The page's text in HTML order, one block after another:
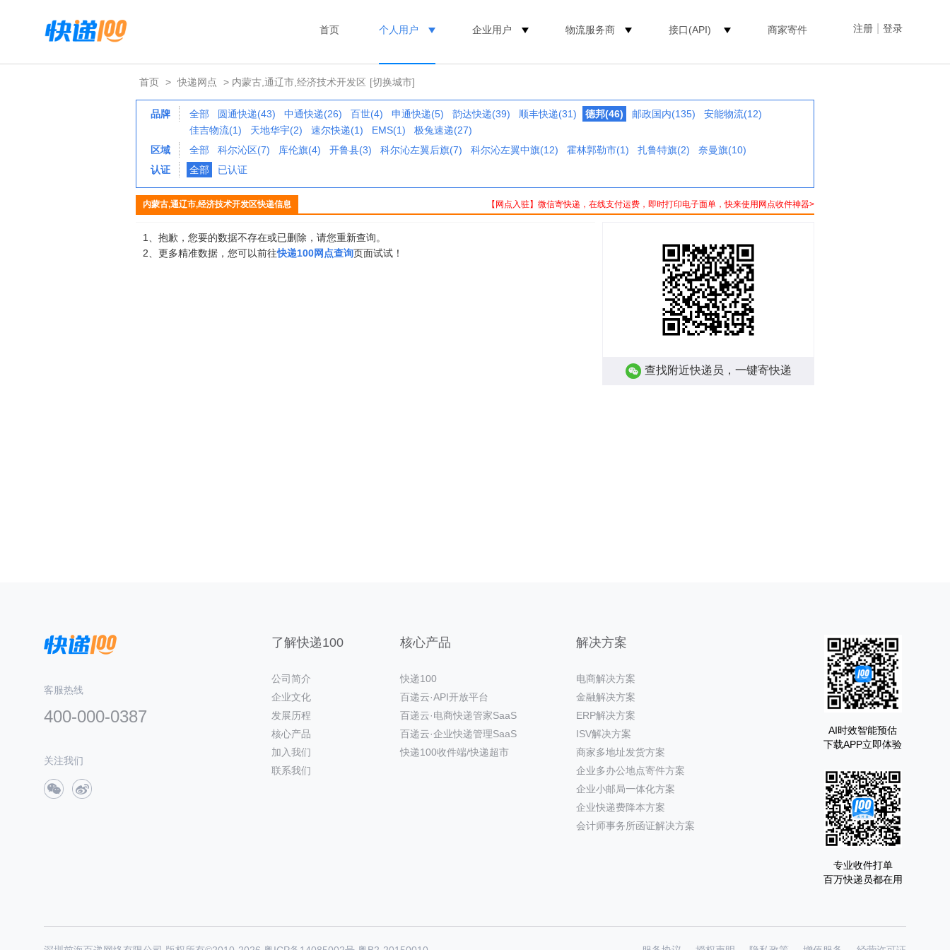
注册 登录
首页 个人用户 企业用户 物流服务商 接口(API) 商家寄件
首页 > 快递网点 > 内蒙古,通辽市,经济技术开发区 [切换城市]
品牌 全部 圆通快递(43) 中通快递(26) 百世(4) 申通快递(5) 韵达快递(39) 顺丰快递(31) 德邦(46) 邮政国内(135)
安能物流(12)
佳吉物流(1)
天地华宇(2) 速尔快递(1) EMS(1)
极兔速递(27)
区域
全部 科尔沁区(7) 库伦旗(4) 开鲁县(3) 科尔沁左翼后旗(7) 科尔沁左翼中旗(12) 霍林郭勒市(1) 扎鲁特旗(2)
奈曼旗(10)
认证
全部 已认证
【网点入驻】微信寄快递，在线支付运费，即时打印电子面单，快来使用网点收件神器>
内蒙古,通辽市,经济技术开发区快递信息
1、抱歉，您要的数据不存在或已删除，请您重新查询。
2、更多精准数据，您可以前往快递100网点查询页面试试！
查找附近快递员，一键寄快递
客服热线
400-000-0387
关注我们
了解快递100
公司简介
企业文化
发展历程
核心产品
加入我们
联系我们
核心产品
快递100
百递云·API开放平台
百递云·电商快递管家SaaS
百递云·企业快递管理SaaS
快递100收件端/快递超市
解决方案
电商解决方案
金融解决方案
ERP解决方案
ISV解决方案
商家多地址发货方案
企业多办公地点寄件方案
企业小邮局一体化方案
企业快递费降本方案
会计师事务所函证解决方案
AI时效智能预估
下载APP立即体验
专业收件打单
百万快递员都在用